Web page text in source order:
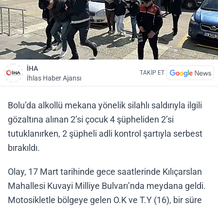
İHA
İhlas Haber Ajansı
TAKİP ET
Bolu’da alkollü mekana yönelik silahlı saldırıyla ilgili
gözaltına alınan 2’si çocuk 4 şüpheliden 2’si
tutuklanırken, 2 şüpheli adli kontrol şartıyla serbest
bırakıldı.
Olay, 17 Mart tarihinde gece saatlerinde Kılıçarslan
Mahallesi Kuvayi Milliye Bulvarı’nda meydana geldi.
Motosikletle bölgeye gelen O.K ve T.Y (16), bir süre